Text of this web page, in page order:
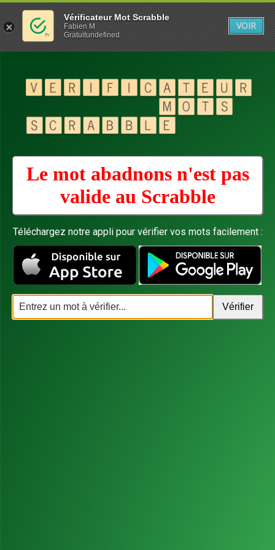
Le mot abadnons n'est pas
valide au Scrabble
Téléchargez notre appli pour vérifier vos mots facilement :
Vérificateur Mot Scrabble
Fabien M
Gratuitundefined
VOIR